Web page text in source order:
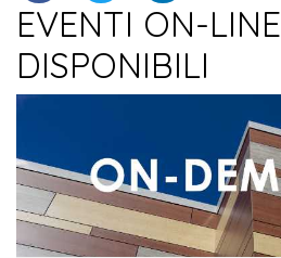
EVENTI ON-LINE
DISPONIBILI